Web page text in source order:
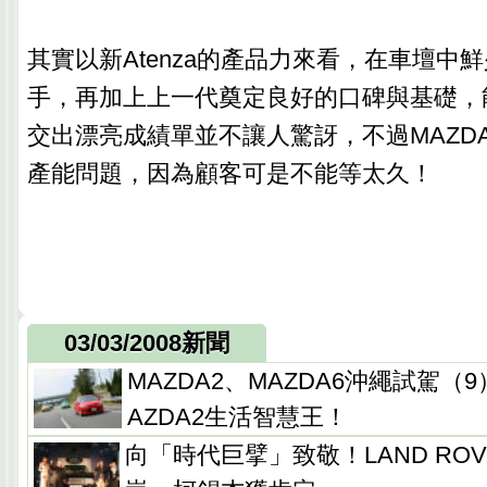
其實以新Atenza的產品力來看，在車壇中
手，再加上上一代奠定良好的口碑與基礎
交出漂亮成績單並不讓人驚訝，不過
產能問題，因為顧客可是不能等太久！
03/03/2008新聞
MAZDA2、MAZDA6沖繩試駕（
AZDA2生活智慧王！
向「時代巨擘」致敬！LAND